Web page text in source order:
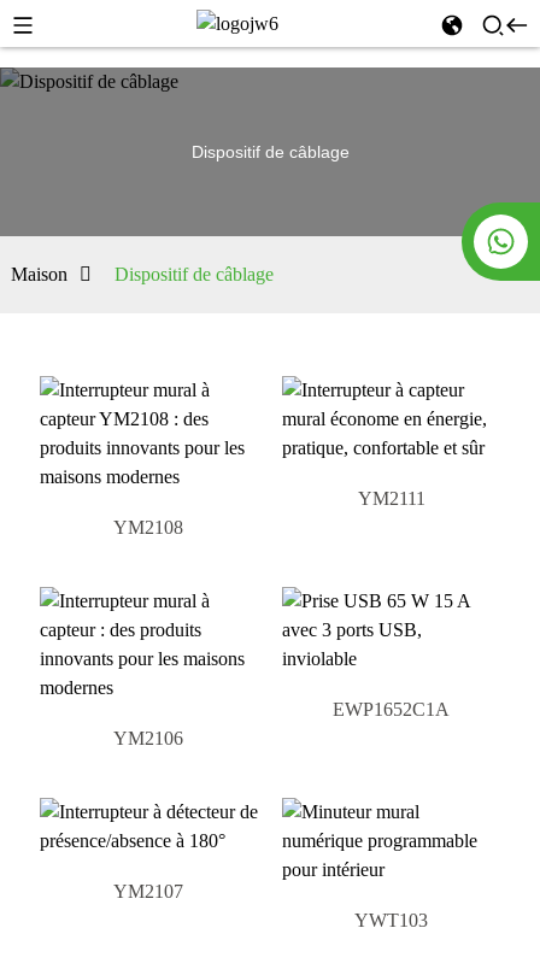
Dispositif de câblage
Maison Dispositif de câblage
YM2108
YM2111
YM2106
EWP1652C1A
YM2107
YWT103